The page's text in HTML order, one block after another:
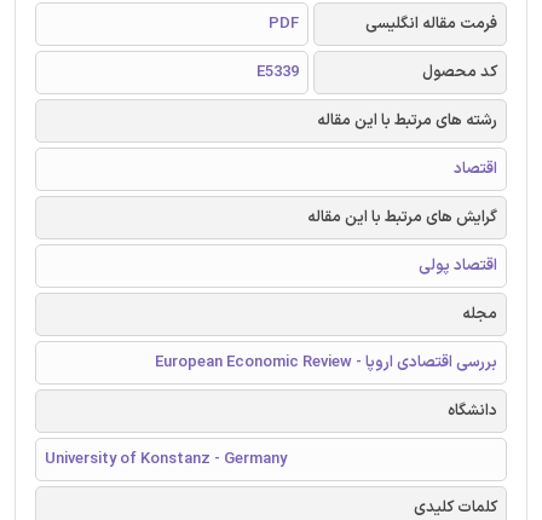
فرمت مقاله انگلیسی
PDF
کد محصول
E5339
رشته های مرتبط با این مقاله
اقتصاد
گرایش های مرتبط با این مقاله
اقتصاد پولی
مجله
بررسی اقتصادی اروپا - European Economic Review
دانشگاه
University of Konstanz - Germany
کلمات کلیدی